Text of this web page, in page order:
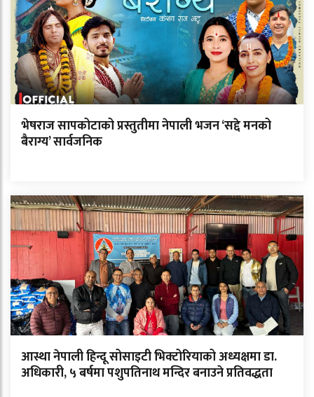
भेषराज सापकोटाको प्रस्तुतीमा नेपाली भजन ‘सद्दे मनको
बैराग्य’ सार्वजनिक
आस्था नेपाली हिन्दू सोसाइटी भिक्टोरियाको अध्यक्षमा डा.
अधिकारी, ५ बर्षमा पशुपतिनाथ मन्दिर बनाउने प्रतिवद्धता